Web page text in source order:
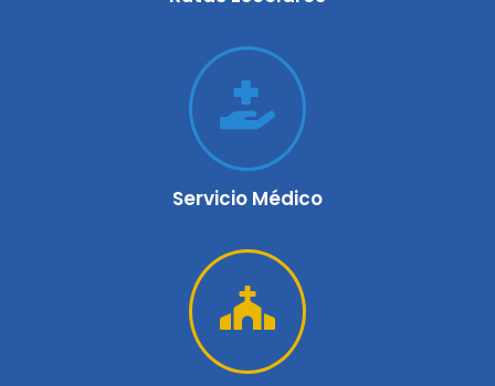
Servicio Médico